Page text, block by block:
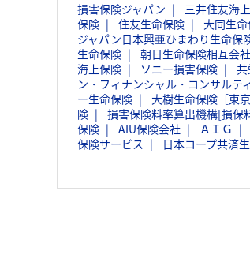
損害保険ジャパン 三井住友海
保険
住友生命保険 大同生
ジャパン日本興亜ひまわり生命保
生命保険
朝日生命保険相互会社
海上保険
ソニー損害保険
ン・フィナンシャル・コンサルテ
ー生命保険
大樹生命保険［東
険
損害保険料率算出機構[損保
保険
AIU保険会社 ＡＩＧ
保険サービス
日本コープ共済